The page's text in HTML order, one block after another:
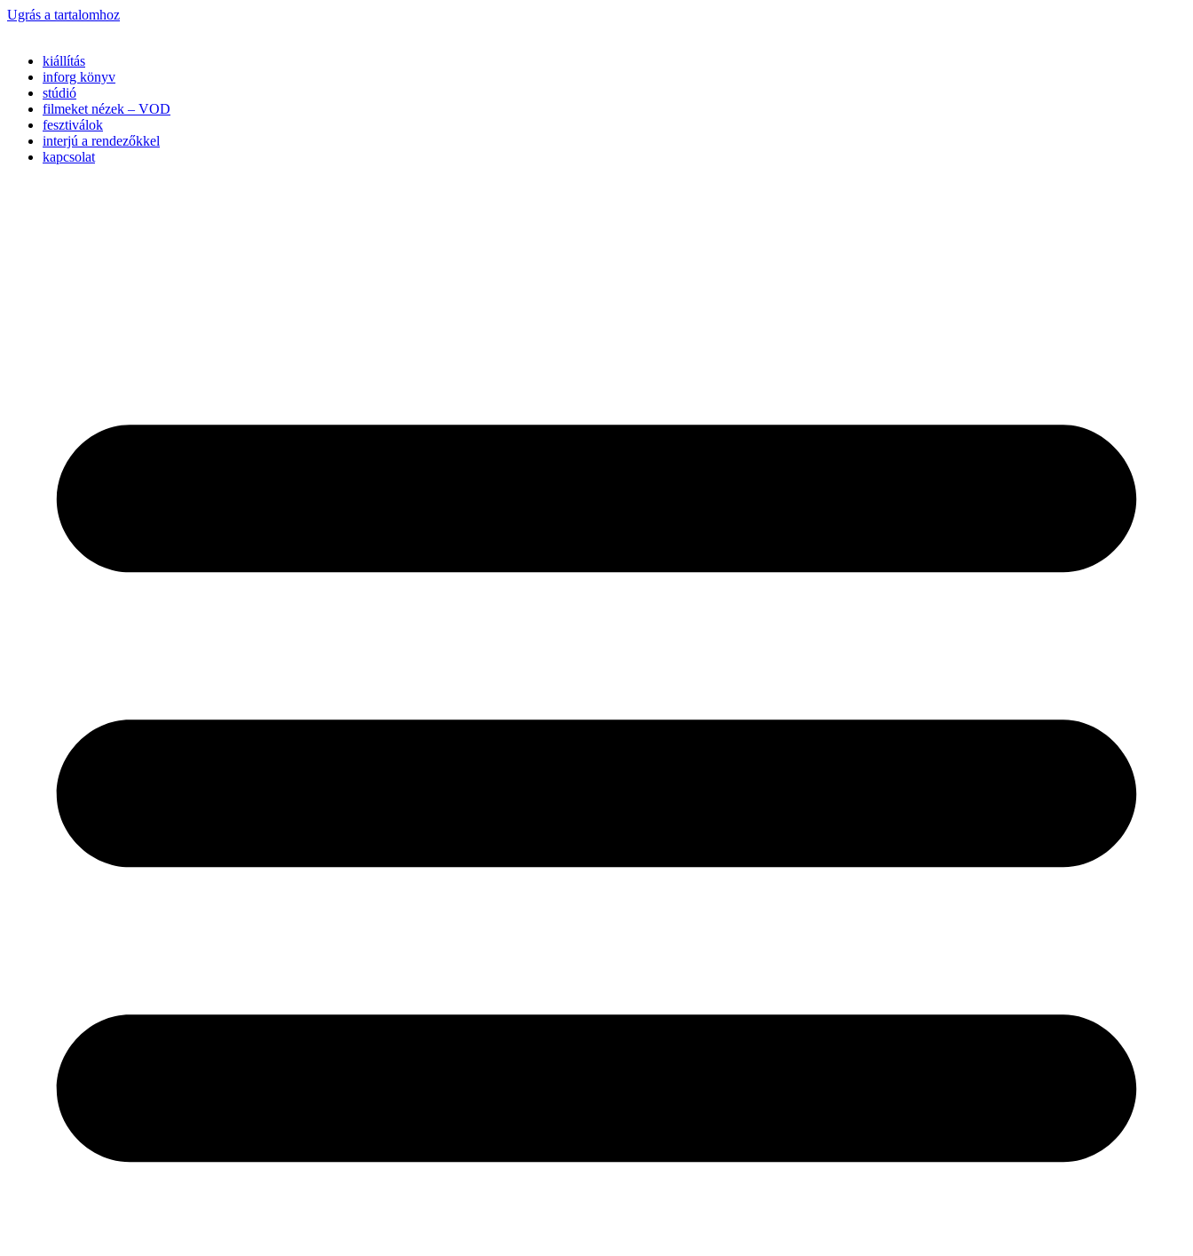
Ugrás a tartalomhoz
kiállítás
inforg könyv
stúdió
filmeket nézek – VOD
fesztiválok
interjú a rendezőkkel
kapcsolat